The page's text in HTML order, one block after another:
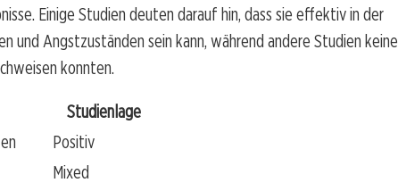
Einige Studien deuten darauf hin, dass sie effektiv in der
und Angstzuständen sein kann, während andere Studien keine
konnten.
Studienlage
Positiv
Mixed